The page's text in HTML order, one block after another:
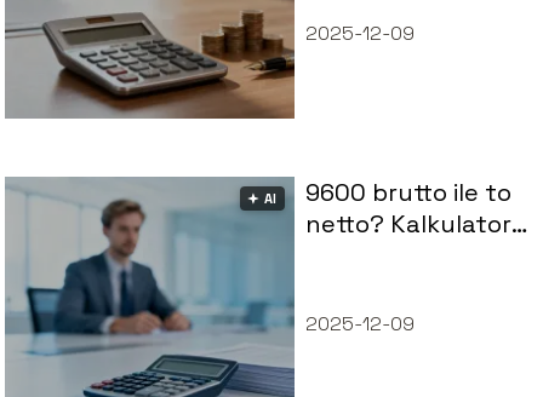
zarobków
2025-12-09
🟅 AI
9600 brutto ile to
netto? Kalkulator
2025-12-09